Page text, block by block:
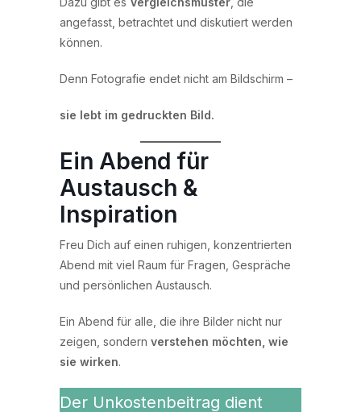
angefasst, betrachtet und diskutiert werden
können.
Denn Fotografie endet nicht am Bildschirm –
sie lebt im gedruckten Bild.
Ein Abend für
Austausch &
Inspiration
Freu Dich auf einen ruhigen, konzentrierten
Abend mit viel Raum für Fragen, Gespräche
und persönlichen Austausch.
Ein Abend für alle, die ihre Bilder nicht nur
zeigen, sondern verstehen möchten, wie
sie wirken.
Der Unkostenbeitrag dient